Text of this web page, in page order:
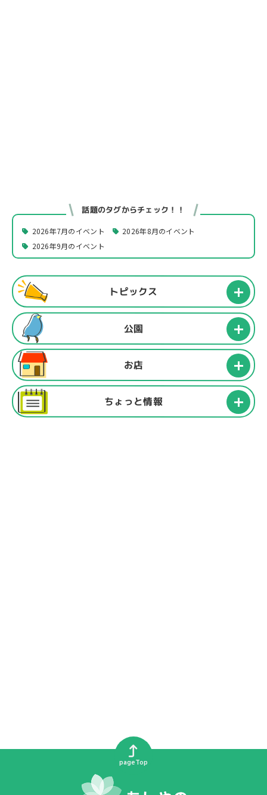
話題のタグからチェック！！
2026年7月のイベント
2026年8月のイベント
2026年9月のイベント
トピックス
公園
お店
ちょっと情報
pageTop